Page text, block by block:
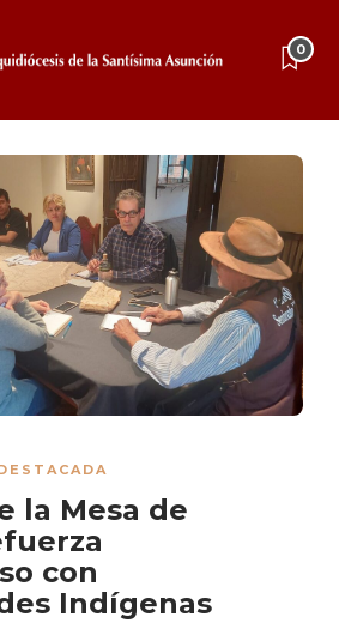
0
la Mesa de
con
Indígenas